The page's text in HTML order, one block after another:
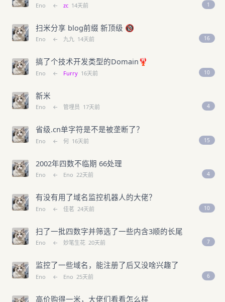
Eno ← zc 14天前 1
扫米分享 blog前缀 新顶级 🔞
Eno ← 九九 14天前 16
搞了个技术开发类型的Domain🦞
Eno ← Furry 16天前 10
新米
Eno ← 管埋员 17天前 4
省级.cn单字符是不是被垄断了？
Eno ← 何 16天前 15
2002年四数不临期 66处理
Eno ← Eno 22天前 4
有没有用了域名监控机器人的大佬？
Eno ← 佳茗 24天前 10
扫了一批四数字并筛选了一些内含3顺的长尾
Eno ← 妙笔生花 20天前 7
监控了一些域名，能注册了后又没啥兴趣了
Eno ← Eno 25天前 6
高价购得一米，大佬们看看怎么样